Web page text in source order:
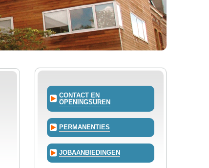
CONTACT EN
OPENINGSUREN
PERMANENTIES
JOBAANBIEDINGEN